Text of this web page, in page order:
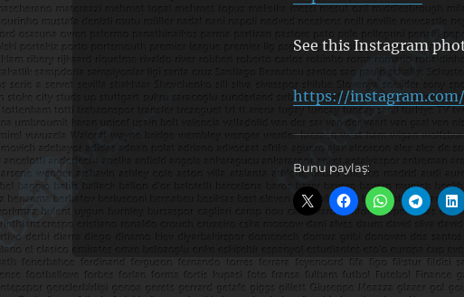
See this Instagram
https://instagram.com/
Bunu paylaş: